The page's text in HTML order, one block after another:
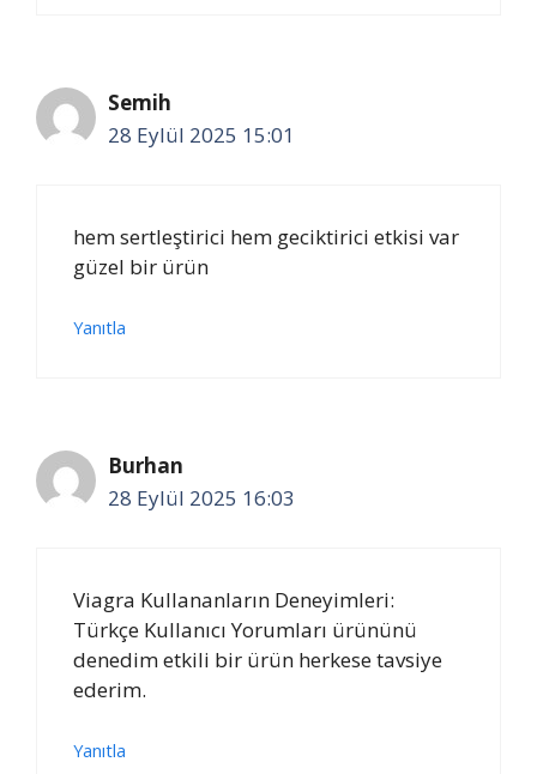
Semih
28 Eylül 2025 15:01
hem sertleştirici hem geciktirici etkisi var
güzel bir ürün
Yanıtla
Burhan
28 Eylül 2025 16:03
Viagra Kullananların Deneyimleri:
Türkçe Kullanıcı Yorumları ürününü
denedim etkili bir ürün herkese tavsiye
ederim.
Yanıtla